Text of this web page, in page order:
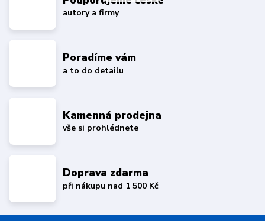
autory a firmy
Poradíme vám
a to do detailu
Kamenná prodejna
vše si prohlédnete
Doprava zdarma
při nákupu nad 1 500 Kč